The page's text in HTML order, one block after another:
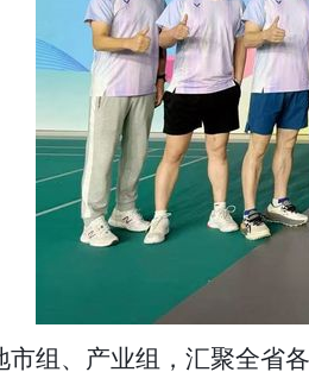
市组、产业组，汇聚全省